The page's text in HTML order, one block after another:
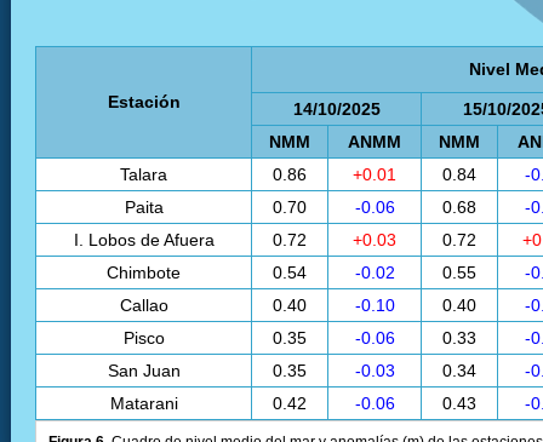
Estación
Nivel
14/10/2025
15/10/
NMM
ANMM NMM
Talara
0.86 +0.01 0.84
-
Paita
0.70 -0.06 0.68
-
I. Lobos de Afuera
0.72 +0.03 0.72
Chimbote
0.54 -0.02 0.55
-
Callao
0.40 -0.10 0.40
-
Pisco
0.35 -0.06 0.33
-
San Juan
0.35 -0.03 0.34
-
Matarani
0.42 -0.06 0.43 -